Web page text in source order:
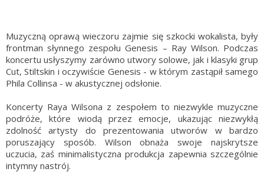
Muzyczną oprawą wieczoru zajmie się szkocki wokalista, były
frontman słynnego zespołu Genesis – Ray Wilson. Podczas
koncertu usłyszymy zarówno utwory solowe, jak i klasyki grup
Cut, Stiltskin i oczywiście Genesis - w którym zastąpił samego
Phila Collinsa - w akustycznej odsłonie.
Koncerty Raya Wilsona z zespołem to niezwykle muzyczne
podróże, które wiodą przez emocje, ukazując niezwykłą
zdolność artysty do prezentowania utworów w bardzo
poruszający sposób. Wilson obnaża swoje najskrytsze
uczucia, zaś minimalistyczna produkcja zapewnia szczególnie
intymny nastrój.